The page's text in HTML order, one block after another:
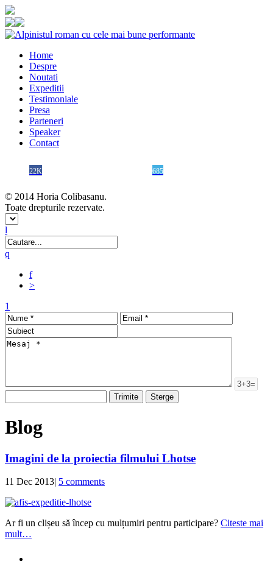
Home
Despre
Noutati
Expeditii
Testimoniale
Presa
Parteneri
Speaker
Contact
22K 685
© 2014 Horia Colibasanu.
Toate drepturile rezervate.
l
q
f
>
1
Blog
Imagini de la proiectia filmului Lhotse
11 Dec 2013| 5 comments
Ar fi un clișeu să încep cu mulțumiri pentru participare? Citeste mai
mult…